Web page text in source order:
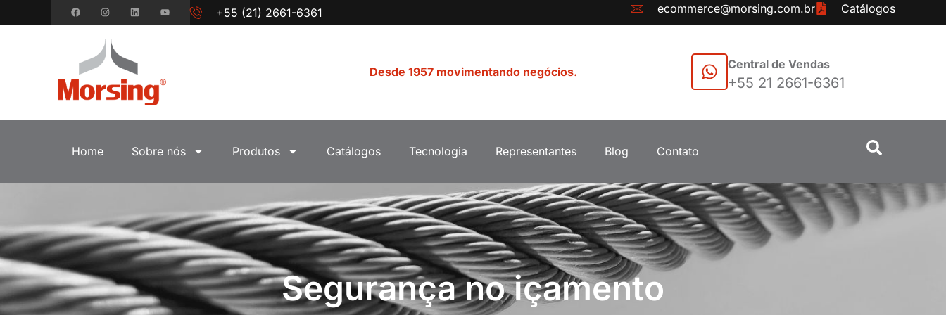
+55 (21) 2661-6361 ecommerce@morsing.com.br Catálogos
Desde 1957 movimentando negócios.
Central de Vendas
+55 21 2661-6361
Home Sobre nós Produtos Catálogos Tecnologia Representantes Blog Contato
Segurança no içamento